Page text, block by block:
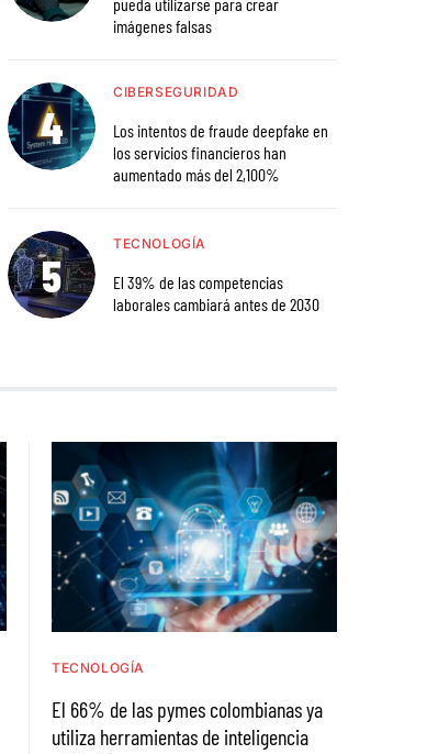
imágenes falsas
CIBERSEGURIDAD
Los intentos de fraude deepfake en
los servicios financieros han
aumentado más del 2,100%
TECNOLOGÍA
El 39% de las competencias
laborales cambiará antes de 2030
TECNOLOGÍA
El 66% de las pymes colombianas ya
utiliza herramientas de inteligencia